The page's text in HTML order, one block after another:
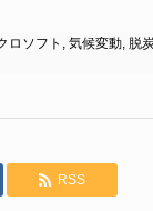
ロソフト , 気候変動, 脱
RSS